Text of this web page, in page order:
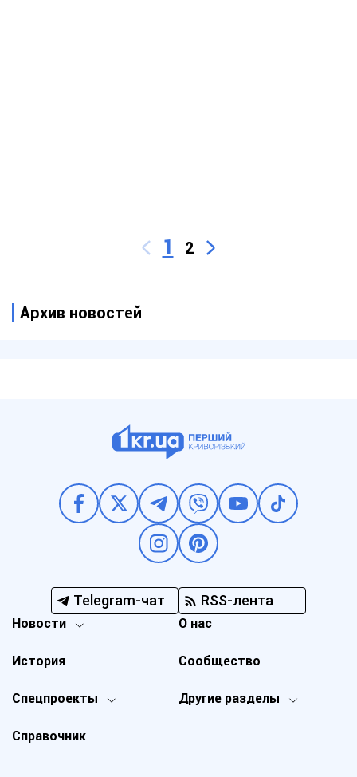
1 2
Архив новостей
Telegram-чат RSS-лента
Новости
Спецпроекты Другие разделы
История
О нас
Справочник
Сообщество